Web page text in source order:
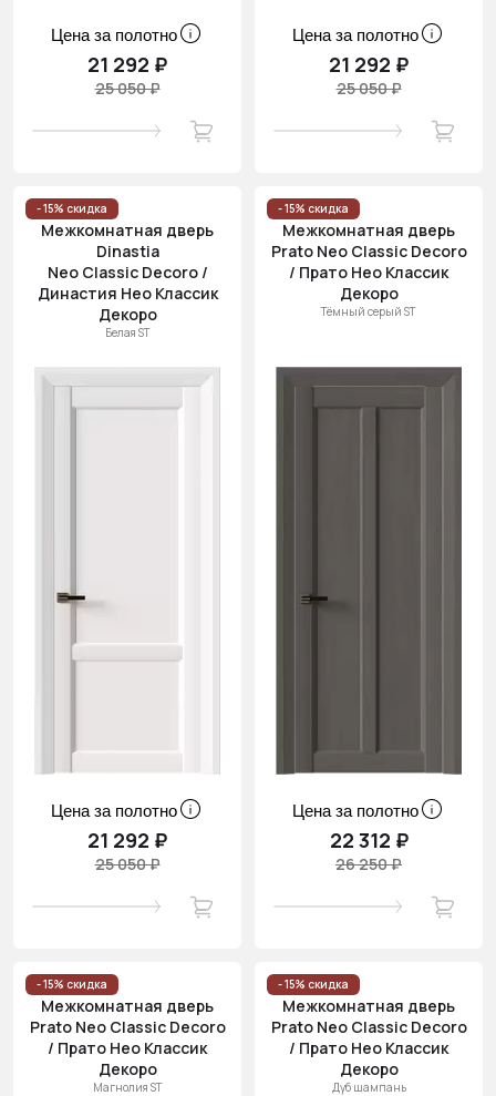
Цена за полотно
21 292 ₽
25 050 ₽
Цена за полотно
21 292 ₽
25 050 ₽
- 15% скидка
Межкомнатная дверь
Dinastia
Neo Classic Decoro /
Династия Нео Классик
Декоро
Белая ST
Цена за полотно
21 292 ₽
25 050 ₽
- 15% скидка
Межкомнатная дверь
Prato Neo Classic Decoro
/ Прато Нео Классик
Декоро
Тёмный серый ST
Цена за полотно
22 312 ₽
26 250 ₽
- 15% скидка
Межкомнатная дверь
Prato Neo Classic Decoro
/ Прато Нео Классик
Декоро
Магнолия ST
- 15% скидка
Межкомнатная дверь
Prato Neo Classic Decoro
/ Прато Нео Классик
Декоро
Дуб шампань